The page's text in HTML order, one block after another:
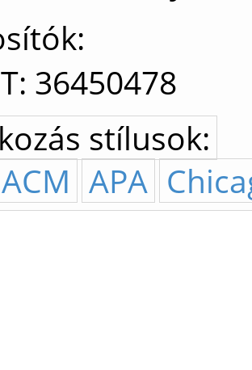
36450478
stílusok:
ACM APA